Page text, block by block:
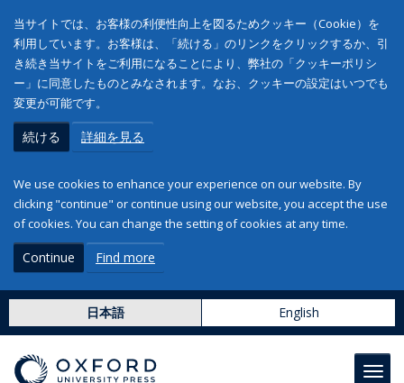
当サイトでは、お客様の利便性向上を図るためクッキー（Cookie）を
利用しています。お客様は、「続ける」のリンクをクリックするか、引
き続き当サイトをご利用になることにより、弊社の「クッキーポリシ
ー」に同意したものとみなされます。なお、クッキーの設定はいつでも
変更が可能です。
続ける 詳細を見る
We use cookies to enhance your experience on our website. By
clicking "continue" or continue using our website, you accept the use
of cookies. You can change the setting of cookies at any time.
Continue Find more
日本語 English